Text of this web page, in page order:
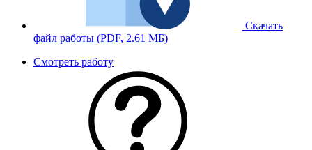
Скачать
файл работы (PDF, 2.61 МБ)
Смотреть работу